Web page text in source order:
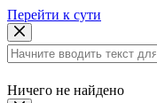
Перейти к сути
Ничего не найдено